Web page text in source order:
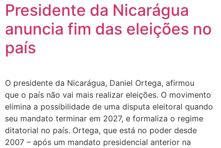
Presidente da Nicarágua
anuncia fim das eleições no
país
O presidente da Nicarágua, Daniel Ortega, afirmou
que o país não vai mais realizar eleições. O movimento
elimina a possibilidade de uma disputa eleitoral quando
seu mandato terminar em 2027, e formaliza o regime
ditatorial no país. Ortega, que está no poder desde
2007 – após um mandato presidencial anterior na